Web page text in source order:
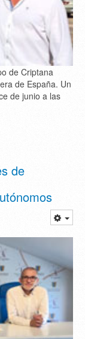
de Criptana
de España. Un
de junio a las
de